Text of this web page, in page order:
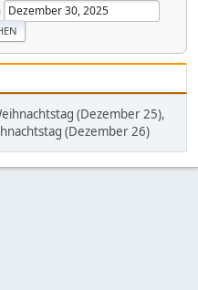
(Dezember 25),
(Dezember 26)